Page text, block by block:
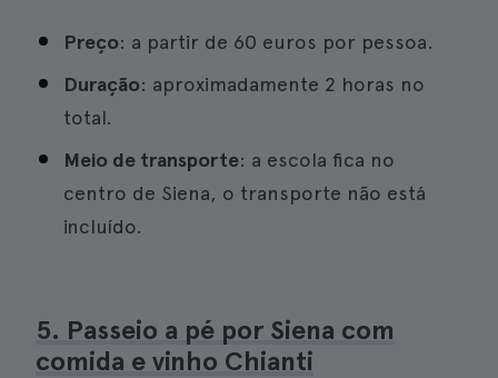
Preço: a partir de 60 euros por pessoa.
Duração: aproximadamente 2 horas no
total.
Meio de transporte: a escola fica no
centro de Siena, o transporte não está
incluído.
5. Passeio a pé por Siena com
comida e vinho Chianti